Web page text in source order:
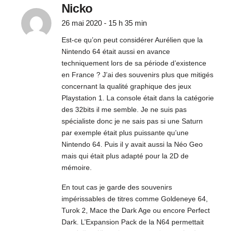
Nicko
26 mai 2020 - 15 h 35 min
Est-ce qu’on peut considérer Aurélien que la
Nintendo 64 était aussi en avance
techniquement lors de sa période d’existence
en France ? J’ai des souvenirs plus que mitigés
concernant la qualité graphique des jeux
Playstation 1. La console était dans la catégorie
des 32bits il me semble. Je ne suis pas
spécialiste donc je ne sais pas si une Saturn
par exemple était plus puissante qu’une
Nintendo 64. Puis il y avait aussi la Néo Geo
mais qui était plus adapté pour la 2D de
mémoire.
En tout cas je garde des souvenirs
impérissables de titres comme Goldeneye 64,
Turok 2, Mace the Dark Age ou encore Perfect
Dark. L’Expansion Pack de la N64 permettait